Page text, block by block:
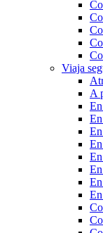
Viaja
A